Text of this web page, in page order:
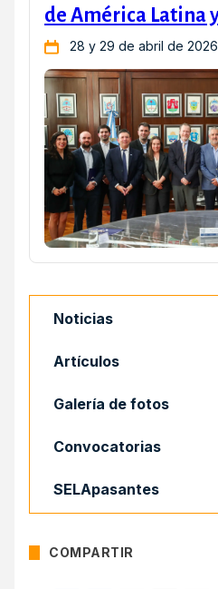
de América Latina
28 y 29 de abril de 2026
Noticias
Artículos
Galería de fotos
Convocatorias
SELApasantes
COMPARTIR